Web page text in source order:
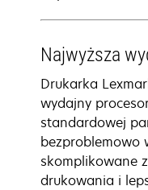
Najwyższa
Drukarka
wydajny
standardowej
bezproblemowo
skomplikowane
drukowania i